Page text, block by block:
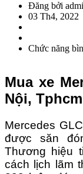
Đăng bởi
03 Th4, 2022
Chức năng
Mua xe
Nội,
Mercedes
được săn
Thương hiệu
cách lịch lãm